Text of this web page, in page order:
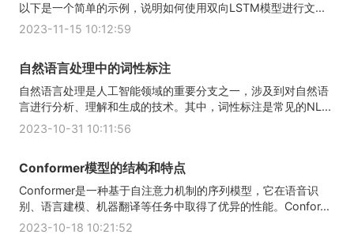
以下是一个简单的示例，说明如何使用双向LSTM模型进行文...
2023-11-15 10:12:59
自然语言处理中的词性标注
自然语言处理是人工智能领域的重要分支之一，涉及到对自然语
言进行分析、理解和生成的技术。其中，词性标注是常见的NL...
2023-10-31 10:11:56
Conformer模型的结构和特点
Conformer是一种基于自注意力机制的序列模型，它在语音识
别、语言建模、机器翻译等任务中取得了优异的性能。Confor...
2023-10-18 10:21:52